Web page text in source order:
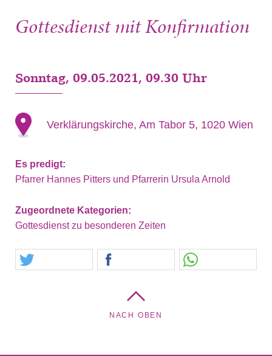
Gottesdienst mit Konfirmation
Sonntag, 09.05.2021, 09.30 Uhr
Verklärungskirche, Am Tabor 5, 1020 Wien
Es predigt:
Pfarrer Hannes Pitters und Pfarrerin Ursula Arnold
Zugeordnete Kategorien:
Gottesdienst zu besonderen Zeiten
NACH OBEN